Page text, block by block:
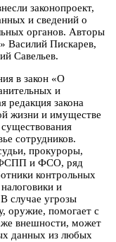
законопроект,
и сведений о
органов. Авторы
Василий Пискарев,
Савельев.
в закон «О
и
закона
жизни и имуществе
сотрудников.
прокуроры,
и ФСО, ряд
контрольных
и
случае угрозы
оружие, помогает с
внешности, может
данных из любых